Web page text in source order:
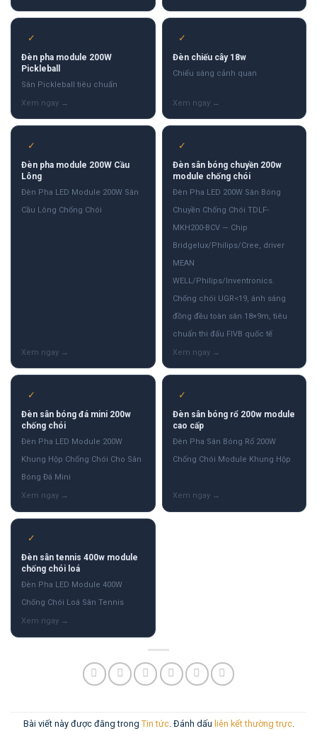
✓
Đèn pha module 200W
Pickleball
Sân Pickleball tiêu chuẩn
✓
Đèn chiếu cây 18w
Chiếu sáng cảnh quan
✓
Đèn pha module 200W Cầu
Lông
Đèn Pha LED Module 200W Sân
Cầu Lông Chống Chói
✓
Đèn sân bóng chuyền 200w
module chống chói
Đèn Pha LED 200W Sân Bóng
Chuyền Chống Chói TDLF-
MKH200-BCV — Chip
Bridgelux/Philips/Cree, driver
MEAN
WELL/Philips/Inventronics.
Chống chói UGR<19, ánh sáng
đồng đều toàn sân 18×9m, tiêu
chuẩn thi đấu FIVB quốc tế
✓
Đèn sân bóng đá mini 200w
chống chói
Đèn Pha LED Module 200W
Khung Hộp Chống Chói Cho Sân
Bóng Đá Mini
✓
Đèn sân bóng rổ 200w module
cao cấp
Đèn Pha Sân Bóng Rổ 200W
Chống Chói Module Khung Hộp
✓
Đèn sân tennis 400w module
chống chói loá
Đèn Pha LED Module 400W
Chống Chói Loá Sân Tennis
Bài viết này được đăng trong Tin tức. Đánh dấu liên kết thường trực.